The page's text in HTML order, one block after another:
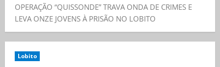
OPERAÇÃO “QUISSONDE” TRAVA ONDA DE CRIMES E
LEVA ONZE JOVENS À PRISÃO NO LOBITO
Lobito